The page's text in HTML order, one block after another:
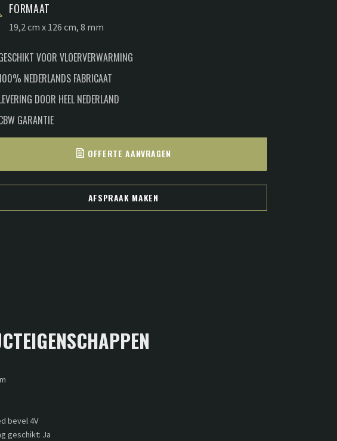
FORMAAT
19,2 cm x 126 cm, 8 mm
VOOR VLOERVERWARMING
NEDERLANDS FABRICAAT
DOOR HEEL NEDERLAND
GARANTIE
OFFERTE AANVRAGEN
AFSPRAAK MAKEN
bevel 4V
geschikt: Ja